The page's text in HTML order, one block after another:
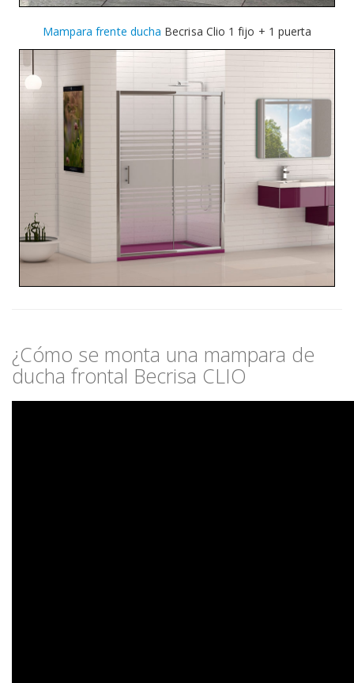
Mampara frente ducha Becrisa Clio 1 fijo + 1 puerta
¿Cómo se monta una mampara de
ducha frontal Becrisa CLIO